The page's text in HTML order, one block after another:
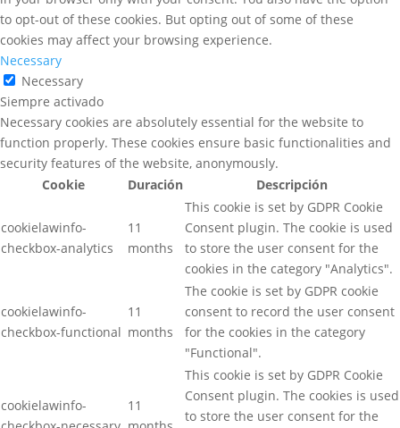
to opt-out of these cookies. But opting out of some of these
cookies may affect your browsing experience.
Necessary
Necessary
Siempre activado
Necessary cookies are absolutely essential for the website to
function properly. These cookies ensure basic functionalities and
security features of the website, anonymously.
Cookie
Duración Descripción
cookielawinfo-
checkbox-analytics
11
months
This cookie is set by GDPR Cookie
Consent plugin. The cookie is used
to store the user consent for the
cookies in the category "Analytics".
cookielawinfo-
checkbox-functional
11
months
The cookie is set by GDPR cookie
consent to record the user consent
for the cookies in the category
"Functional".
cookielawinfo-
11
This cookie is set by GDPR Cookie
Consent plugin. The cookies is used
to store the user consent for the